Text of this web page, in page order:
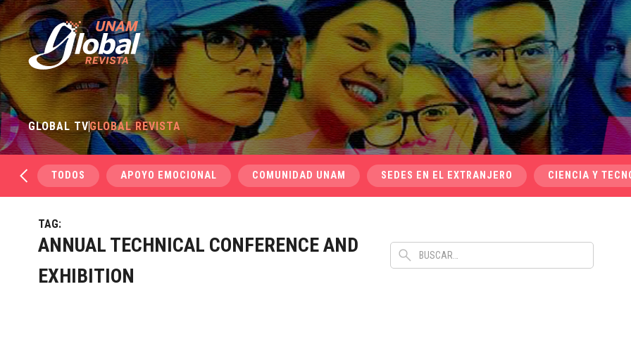
GLOBAL TVGLOBAL REVISTA
TODOS APOYO EMOCIONAL COMUNIDAD UNAM SEDES EN EL EXTRANJERO CIENCIA Y
TAG:
ANNUAL TECHNICAL CONFERENCE AND
EXHIBITION